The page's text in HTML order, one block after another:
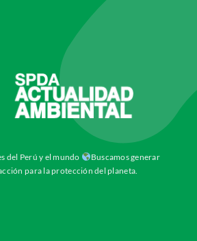
del Perú y el mundo
Buscamos generar
para la protección del planeta.